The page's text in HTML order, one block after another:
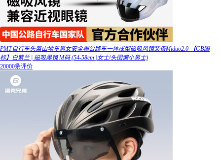
PMT自行车头盔山地车男女安全帽公路车一体成型磁吸风镜装备Miduo2.0 【GB国
标】白紫兰 | 磁吸黑镜 M码 (54-58cm |女士/头围偏小男士)
20000条评价